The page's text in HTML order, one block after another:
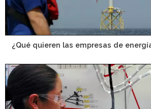
¿Qué quieren las empresas de